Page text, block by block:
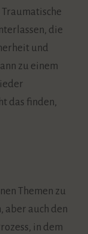
die
und
zu einem
das finden,
Themen zu
aber auch den
in dem